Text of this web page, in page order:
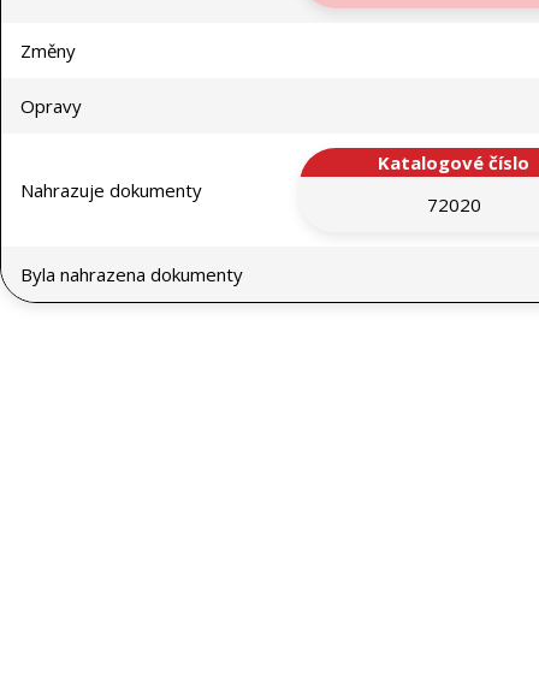
Změny
Opravy
Nahrazuje dokumenty
Katalogové číslo
72020
Byla nahrazena dokumenty